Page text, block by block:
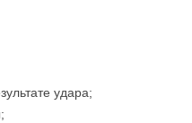
удара;